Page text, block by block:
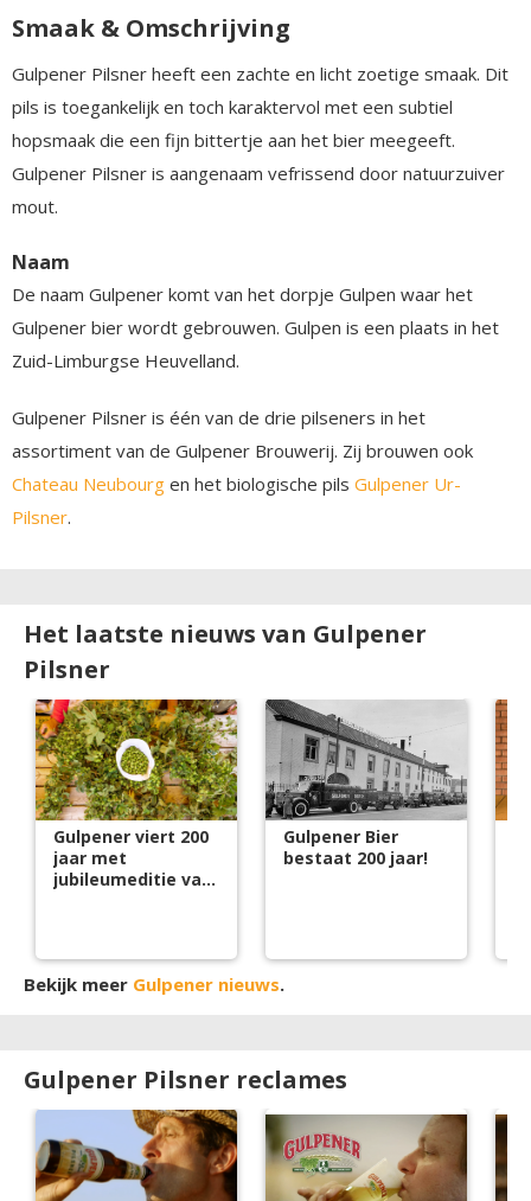
Smaak & Omschrijving
Gulpener Pilsner heeft een zachte en licht zoetige smaak. Dit
pils is toegankelijk en toch karaktervol met een subtiel
hopsmaak die een fijn bittertje aan het bier meegeeft.
Gulpener Pilsner is aangenaam vefrissend door natuurzuiver
mout.
Naam
De naam Gulpener komt van het dorpje Gulpen waar het
Gulpener bier wordt gebrouwen. Gulpen is een plaats in het
Zuid-Limburgse Heuvelland.
Gulpener Pilsner is één van de drie pilseners in het
assortiment van de Gulpener Brouwerij. Zij brouwen ook
Chateau Neubourg en het biologische pils Gulpener Ur-
Pilsner.
Het laatste nieuws van Gulpener
Pilsner
Gulpener viert 200
jaar met
jubileumeditie van
Gulpener Bier
bestaat 200 jaar!
Bekijk meer Gulpener nieuws.
Gulpener Pilsner reclames